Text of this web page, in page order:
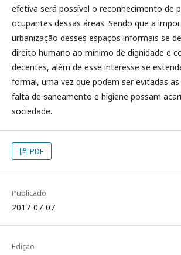
efetiva será possível o reconhecimento de
ocupantes dessas áreas. Sendo que a
urbanização desses espaços informais se
direito humano ao mínimo de dignidade e
decentes, além de esse interesse se
formal, uma vez que podem ser evitadas
falta de saneamento e higiene possam
sociedade.
PDF
Publicado
2017-07-07
Edição